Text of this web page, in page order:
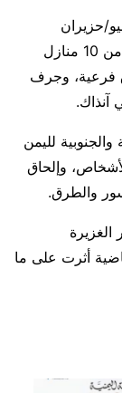
حزيران
الماضي، أمطارًا غزيرة تسببت في تضرر أكثر من 10 منازل
فرعية، وجرف
لليمن
وإلحاق
والطرق.
الغزيرة
أثرت على ما